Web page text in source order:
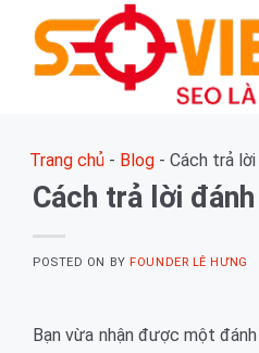
content
Trang chủ - Blog - Cách trả
Cách trả lời
POSTED ON BYFOUNDER LÊ HƯNG
Bạn vừa nhận được một